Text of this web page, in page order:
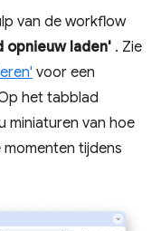
van de workflow
opnieuw laden' . Zie
voor een
het tabblad
miniaturen van hoe
tijdens